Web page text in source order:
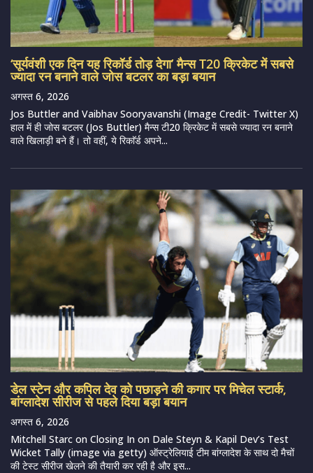
‘सूर्यवंशी एक दिन यह रिकॉर्ड तोड़ देगा’ मैन्स T20 क्रिकेट में सबसे
ज्यादा रन बनाने वाले जोस बटलर का बड़ा बयान
अगस्त 6, 2026
Jos Buttler and Vaibhav Sooryavanshi (Image Credit- Twitter X)
हाल में ही जोस बटलर (Jos Buttler) मैन्स टी20 क्रिकेट में सबसे ज्यादा रन बनाने
वाले खिलाड़ी बने हैं। तो वहीं, ये रिकाॅर्ड अपने...
डेल स्टेन और कपिल देव को पछाड़ने की कगार पर मिचेल स्टार्क,
बांग्लादेश सीरीज से पहले दिया बड़ा बयान
अगस्त 6, 2026
Mitchell Starc on Closing In on Dale Steyn & Kapil Dev’s Test
Wicket Tally (image via getty) ऑस्ट्रेलियाई टीम बांग्लादेश के साथ दो मैचों
की टेस्ट सीरीज खेलने की तैयारी कर रही है और इस...